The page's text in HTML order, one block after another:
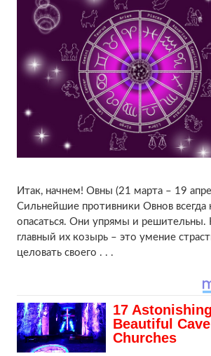
Итак, начнем! Овны (21 марта – 19
Сильнейшие противники Овнов всегда
опасаться. Они упрямы и решительны.
главный их козырь – это умение
целовать своего . . .